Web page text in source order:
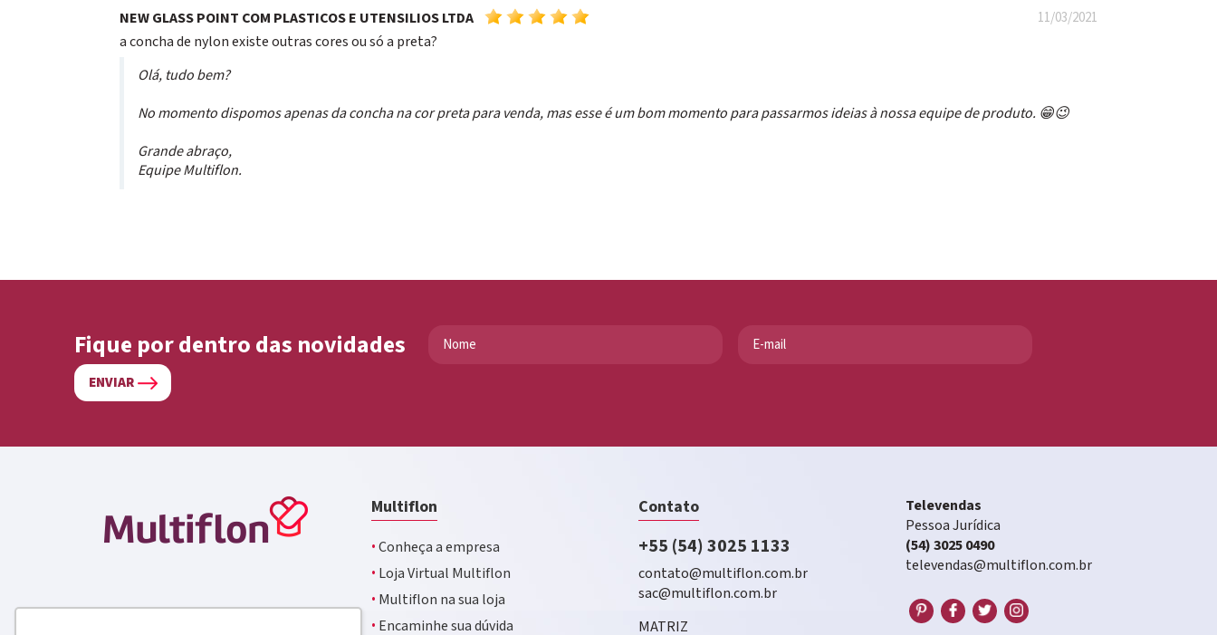
NEW GLASS POINT COM PLASTICOS E UTENSILIOS LTDA 11/03/2021
a concha de nylon existe outras cores ou só a preta?
Olá, tudo bem?
No momento dispomos apenas da concha na cor preta para venda, mas esse é um bom momento para passarmos ideias à nossa equipe de produto. 😁😉
Grande abraço,
Equipe Multiflon.
Fique por dentro das novidades
ENVIAR
Multiflon
·Conheça a empresa
· Loja Virtual Multiflon
· Multiflon na sua loja
· Encaminhe sua dúvida
Contato
+55 (54) 3025 1133
contato@multiflon.com.br
sac@multiflon.com.br
MATRIZ
Televendas
Pessoa Jurídica
(54) 3025 0490
televendas@multiflon.com.br